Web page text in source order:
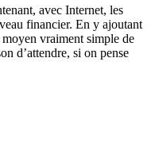
avec Internet, les
financier. En y ajoutant
moyen vraiment simple de
d’attendre, si on pense